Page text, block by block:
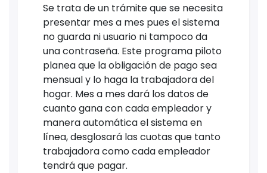
Se trata de un trámite que se necesita
presentar mes a mes pues el sistema
no guarda ni usuario ni tampoco da
una contraseña. Este programa piloto
planea que la obligación de pago sea
mensual y lo haga la trabajadora del
hogar. Mes a mes dará los datos de
cuanto gana con cada empleador y
manera automática el sistema en
línea, desglosará las cuotas que tanto
trabajadora como cada empleador
tendrá que pagar.